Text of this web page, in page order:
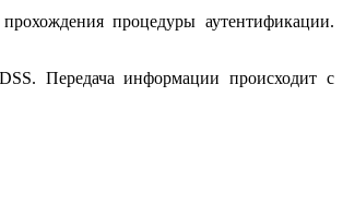
процедуры аутентификации.
Передача информации происходит с